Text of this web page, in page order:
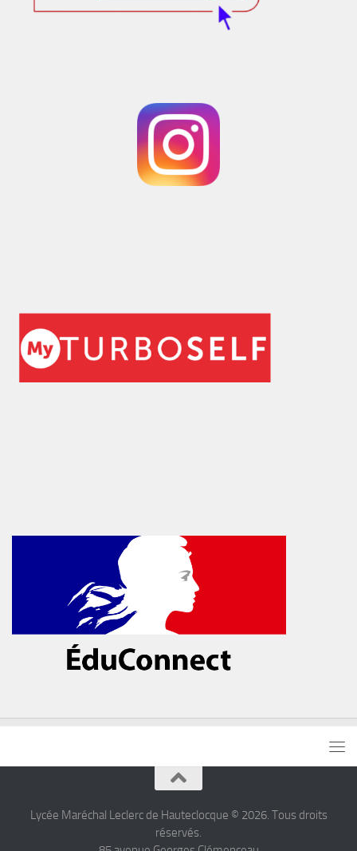
Lycée Maréchal Leclerc de Hauteclocque © 2026. Tous droits
réservés.